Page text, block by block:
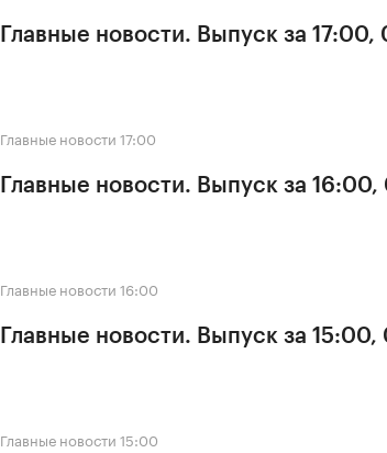
Главные новости. Выпуск за
Главные новости 17:00
Главные новости. Выпуск за
Главные новости 16:00
Главные новости. Выпуск за
Главные новости 15:00